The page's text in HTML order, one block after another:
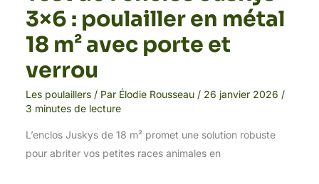
3×6 : poulailler en métal
18 m² avec porte et
verrou
Les poulaillers/ Par Élodie Rousseau / 26 janvier 2026 /
3 minutes de lecture
L’enclos Juskys de 18 m² promet une solution robuste
pour abriter vos petites races animales en